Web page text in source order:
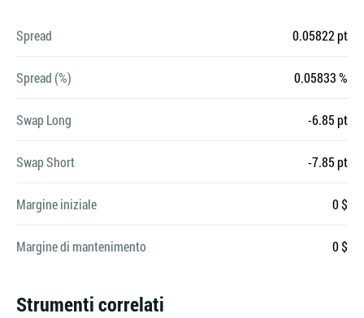
Spread 0.05822 pt
Spread (%) 0.05833 %
Swap Long -6.85 pt
Swap Short -7.85 pt
Margine iniziale 0 $
Margine di mantenimento 0 $
Strumenti correlati